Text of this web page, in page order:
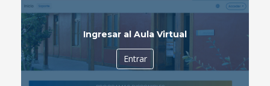
Ingresar al Aula Virtual
Entrar